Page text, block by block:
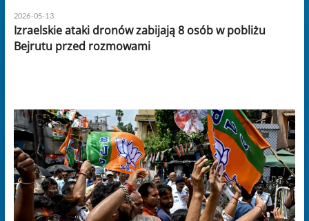
2026-05-13
Izraelskie ataki dronów zabijają 8 osób w pobliżu
Bejrutu przed rozmowami